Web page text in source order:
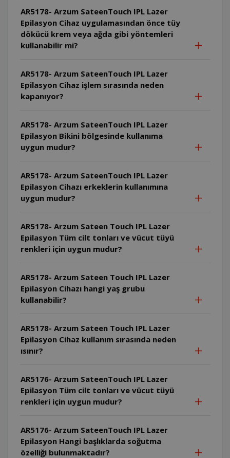
AR5178- Arzum SateenTouch IPL Lazer
Epilasyon Cihaz uygulamasından önce tüy
dökücü krem veya ağda gibi yöntemleri
kullanabilir mi?
AR5178- Arzum SateenTouch IPL Lazer
Epilasyon Cihaz işlem sırasında neden
kapanıyor?
AR5178- Arzum SateenTouch IPL Lazer
Epilasyon Bikini bölgesinde kullanıma
uygun mudur?
AR5178- Arzum SateenTouch IPL Lazer
Epilasyon Cihazı erkeklerin kullanımına
uygun mudur?
AR5178- Arzum Sateen Touch IPL Lazer
Epilasyon Tüm cilt tonları ve vücut tüyü
renkleri için uygun mudur?
AR5178- Arzum Sateen Touch IPL Lazer
Epilasyon Cihazı hangi yaş grubu
kullanabilir?
AR5178- Arzum Sateen Touch IPL Lazer
Epilasyon Cihaz kullanım sırasında neden
ısınır?
AR5176- Arzum SateenTouch IPL Lazer
Epilasyon Tüm cilt tonları ve vücut tüyü
renkleri için uygun mudur?
AR5176- Arzum SateenTouch IPL Lazer
Epilasyon Hangi başlıklarda soğutma
özelliği bulunmaktadır?